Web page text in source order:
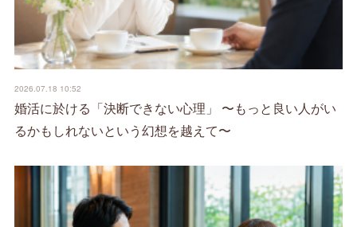
2026.07.18 10:52
婚活に於ける「決断できない心理」 〜もっと良い人がい
るかもしれないという幻想を越えて〜